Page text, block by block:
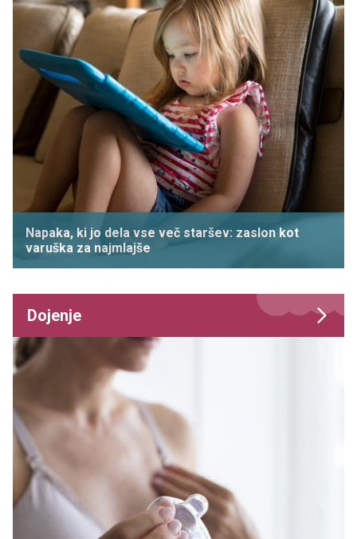
Napaka, ki jo dela vse več staršev: zaslon kot
varuška za najmlajše
Dojenje